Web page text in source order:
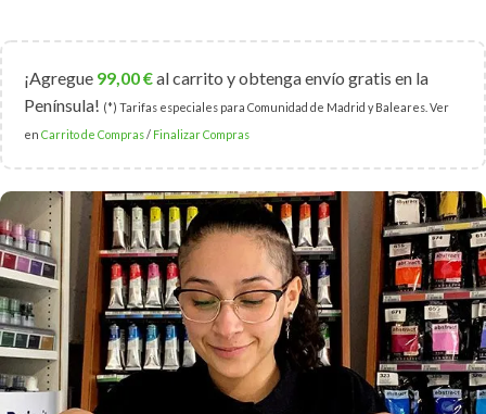
¡Agregue 99,00€al carrito y obtenga envío gratis en la
Península! (*) Tarifas especiales para Comunidad de Madrid y Baleares. Ver
en Carrito de Compras/ Finalizar Compras